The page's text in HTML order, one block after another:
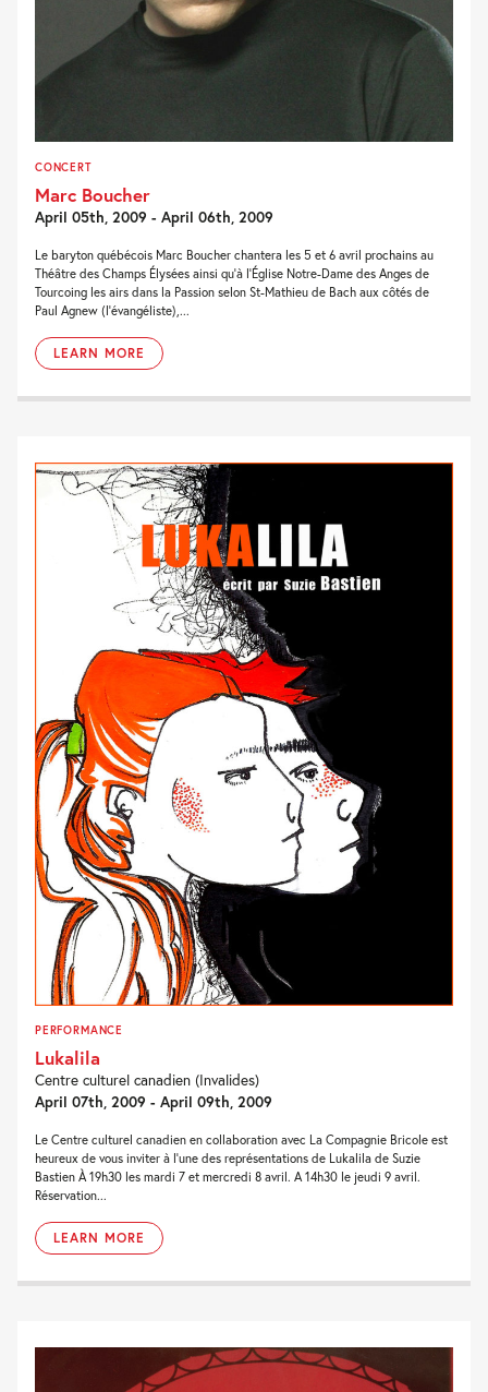
CONCERT
Marc Boucher
April 05th, 2009 - April 06th, 2009
Le baryton québécois Marc Boucher chantera les 5 et 6 avril prochains au
Théâtre des Champs Élysées ainsi qu’à l’Église Notre-Dame des Anges de
Tourcoing les airs dans la Passion selon St-Mathieu de Bach aux côtés de
Paul Agnew (l’évangéliste),...
LEARN MORE
PERFORMANCE
Lukalila
Centre culturel canadien (Invalides)
April 07th, 2009 - April 09th, 2009
Le Centre culturel canadien en collaboration avec La Compagnie Bricole est
heureux de vous inviter à l’une des représentations de Lukalila de Suzie
Bastien À 19h30 les mardi 7 et mercredi 8 avril. A 14h30 le jeudi 9 avril.
Réservation...
LEARN MORE